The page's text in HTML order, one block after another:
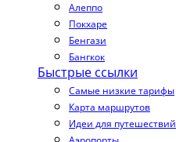
Алеппо
Покхаре
Бенгази
Бангкок
Быстрые ссылки
Самые низкие тарифы
Карта маршрутов
Идеи для путешествий